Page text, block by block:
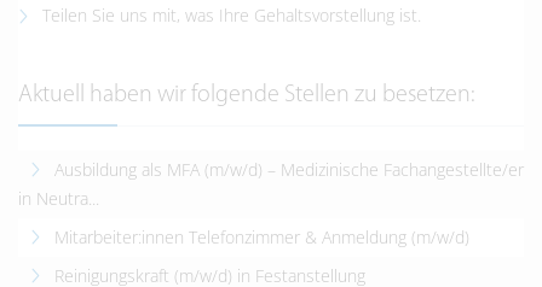
Teilen Sie uns mit, was Ihre Gehaltsvorstellung ist.
Aktuell haben wir folgende Stellen zu besetzen:
Ausbildung als MFA (m/w/d) – Medizinische Fachangestellte/er
in Neutra...
Mitarbeiter:innen Telefonzimmer & Anmeldung (m/w/d)
Reinigungskraft (m/w/d) in Festanstellung